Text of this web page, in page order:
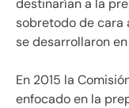
destinarían a la
sobretodo de cara
se desarrollaron
En 2015 la
enfocado en la